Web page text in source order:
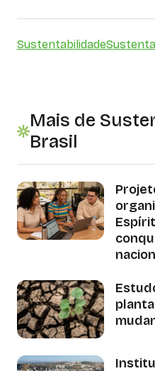
Sustentabilidade
Mais de
Brasil